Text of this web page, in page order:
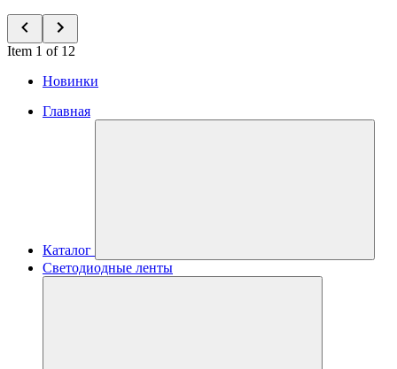
Item 1 of 12
Новинки
Главная
Каталог
Светодиодные ленты